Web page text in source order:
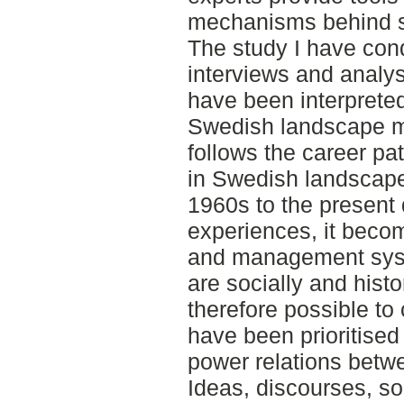
mechanisms behind
The study I have
interviews and
have been
Swedish landscape
follows the career
in Swedish
1960s to the present
experiences, it
and management
are socially and
therefore possible to
have been
power relations
Ideas, discourses,